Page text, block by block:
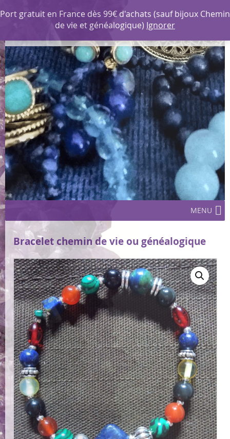
Les Corazines Créations
MENU
Bracelet chemin de vie ou généalogique
Port gratuit en France dès 99€ d'achats (sauf bijoux Chemin
de vie et généalogique) Ignorer